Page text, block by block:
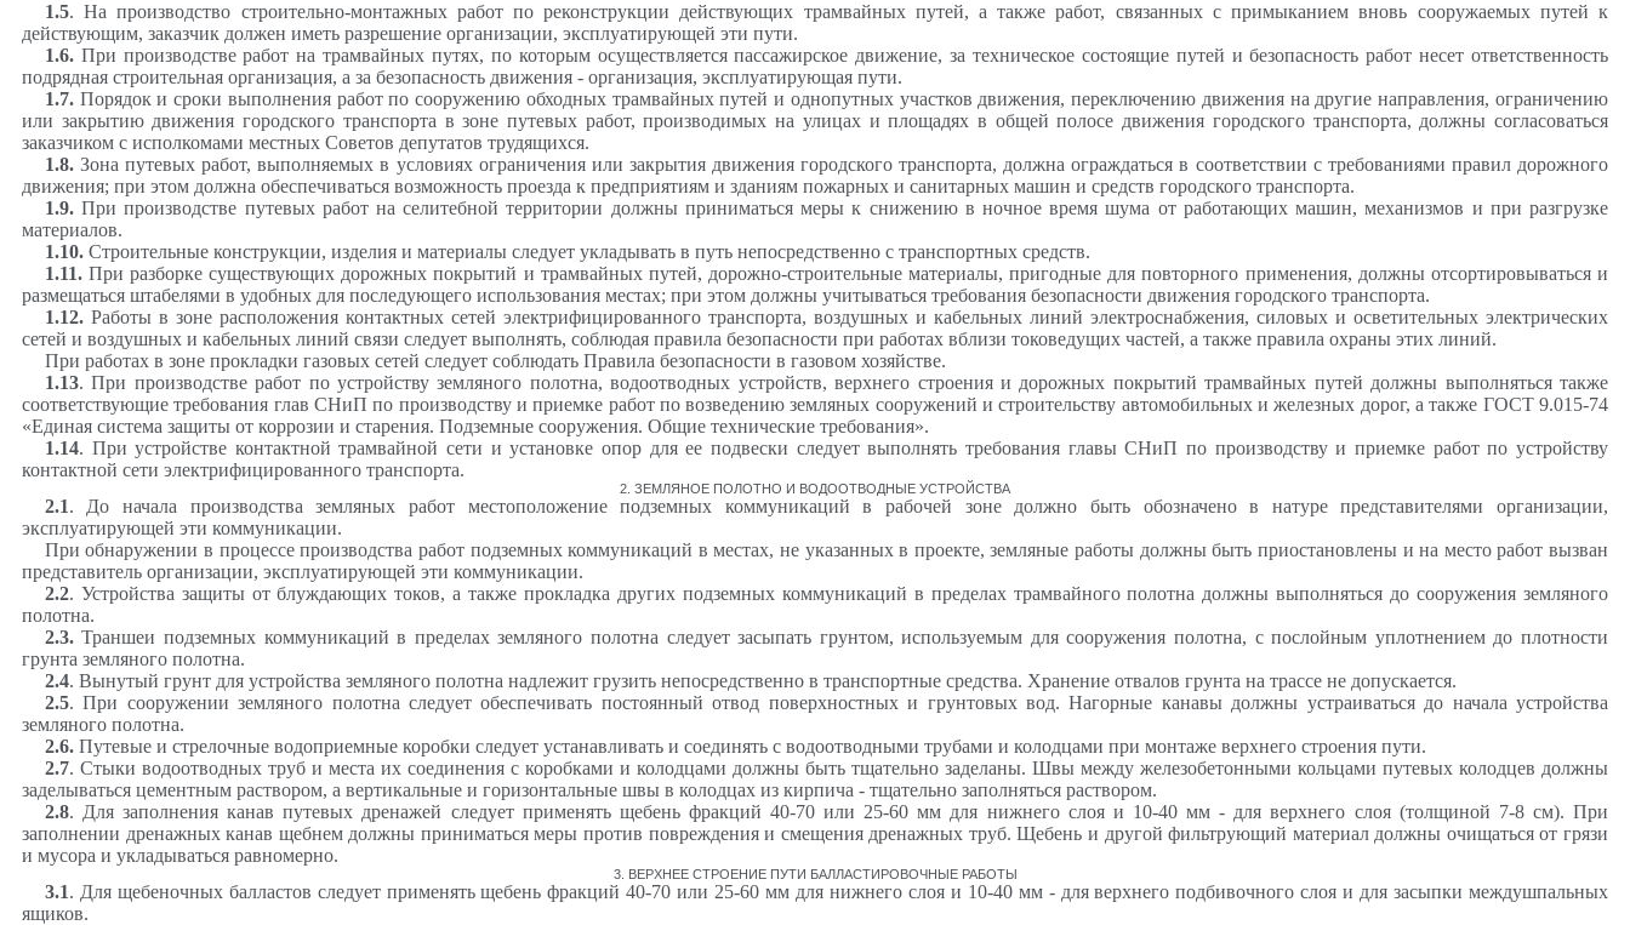
1.5. На производство строительно-монтажных работ по реконструкции действующих трамвайных путей, а также работ, связанных с примыканием вновь сооружаемых путей к
действующим, заказчик должен иметь разрешение организации, эксплуатирующей эти пути.
1.6.При производстве работ на трамвайных путях, по которым осуществляется пассажирское движение, за техническое состоящие путей и безопасность работ несет ответственность
подрядная строительная организация, а за безопасность движения - организация, эксплуатирующая пути.
1.7.Порядок и сроки выполнения работ по сооружению обходных трамвайных путей и однопутных участков движения, переключению движения на другие направления, ограничению
или закрытию движения городского транспорта в зоне путевых работ, производимых на улицах и площадях в общей полосе движения городского транспорта, должны согласоваться
заказчиком с исполкомами местных Советов депутатов трудящихся.
1.8.Зона путевых работ, выполняемых в условиях ограничения или закрытия движения городского транспорта, должна ограждаться в соответствии с требованиями правил дорожного
движения; при этом должна обеспечиваться возможность проезда к предприятиям и зданиям пожарных и санитарных машин и средств городского транспорта.
1.9.При производстве путевых работ на селитебной территории должны приниматься меры к снижению в ночное время шума от работающих машин, механизмов и при разгрузке
материалов.
1.10.Строительные конструкции, изделия и материалы следует укладывать в путь непосредственно с транспортных средств.
1.11.При разборке существующих дорожных покрытий и трамвайных путей, дорожно-строительные материалы, пригодные для повторного применения, должны отсортировываться и
размещаться штабелями в удобных для последующего использования местах; при этом должны учитываться требования безопасности движения городского транспорта.
1.12.Работы в зоне расположения контактных сетей электрифицированного транспорта, воздушных и кабельных линий электроснабжения, силовых и осветительных электрических
сетей и воздушных и кабельных линий связи следует выполнять, соблюдая правила безопасности при работах вблизи токоведущих частей, а также правила охраны этих линий.
При работах в зоне прокладки газовых сетей следует соблюдать Правила безопасности в газовом хозяйстве.
1.13. При производстве работ по устройству земляного полотна, водоотводных устройств, верхнего строения и дорожных покрытий трамвайных путей должны выполняться также
соответствующие требования глав СНиП по производству и приемке работ по возведению земляных сооружений и строительству автомобильных и железных дорог, а также ГОСТ 9.015-74
«Единая система защиты от коррозии и старения. Подземные сооружения. Общие технические требования».
1.14. При устройстве контактной трамвайной сети и установке опор для ее подвески следует выполнять требования главы СНиП по производству и приемке работ по устройству
контактной сети электрифицированного транспорта.
2 . ЗЕМЛЯНОЕ ПОЛОТНО И ВОДООТВОДНЫЕ УСТРО ЙСТВА
2.1. До начала производства земляных работ местоположение подземных коммуникаций в рабочей зоне должно быть обозначено в натуре представителями организации,
эксплуатирующей эти коммуникации.
При обнаружении в процессе производства работ подземных коммуникаций в местах, не указанных в проекте, земляные работы должны быть приостановлены и на место работ вызван
представитель организации, эксплуатирующей эти коммуникации.
2.2. Устройства защиты от блуждающих токов, а также прокладка других подземных коммуникаций в пределах трамвайного полотна должны выполняться до сооружения земляного
полотна.
2.3.Траншеи подземных коммуникаций в пределах земляного полотна следует засыпать грунтом, используемым для сооружения полотна, с послойным уплотнением до плотности
грунта земляного полотна.
2.4. Вынутый грунт для устройства земляного полотна надлежит грузить непосредственно в транспортные средства. Хранение отвалов грунта на трассе не допускается.
2.5. При сооружении земляного полотна следует обеспечивать постоянный отвод поверхностных и грунтовых вод. Нагорные канавы должны устраиваться до начала устройства
земляного полотна.
2.6.Путевые и стрелочные водоприемные коробки следует устанавливать и соединять с водоотводными трубами и колодцами при монтаже верхнего строения пути.
2.7. Стыки водоотводных труб и места их соединения с коробками и колодцами должны быть тщательно заделаны. Швы между железобетонными кольцами путевых колодцев должны
заделываться цементным раствором, а вертикальные и горизонтальные швы в колодцах из кирпича - тщательно заполняться раствором.
2.8. Для заполнения канав путевых дренажей следует применять щебень фракций 40-70 или 25-60 мм для нижнего слоя и 10-40 мм - для верхнего слоя (толщиной 7-8 см). При
заполнении дренажных канав щебнем должны приниматься меры против повреждения и смещения дренажных труб. Щебень и другой фильтрующий материал должны очищаться от грязи
и мусора и укладываться равномерно.
3. ВЕРХНЕЕ СТРОЕНИЕ ПУТИ БАЛЛАСТИРОВОЧНЫЕРАБОТЫ
3.1. Для щебеночных балластов следует применять щебень фракций 40-70 или 25-60 мм для нижнего слоя и 10-40 мм - для верхнего подбивочного слоя и для засыпки междушпальных
ящиков.